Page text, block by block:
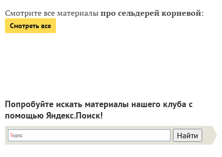
Смотрите все материалыпро сельдерей корневой:
Смотреть все
Попробуйте искать материалы нашего клуба с
помощью Яндекс.Поиск!